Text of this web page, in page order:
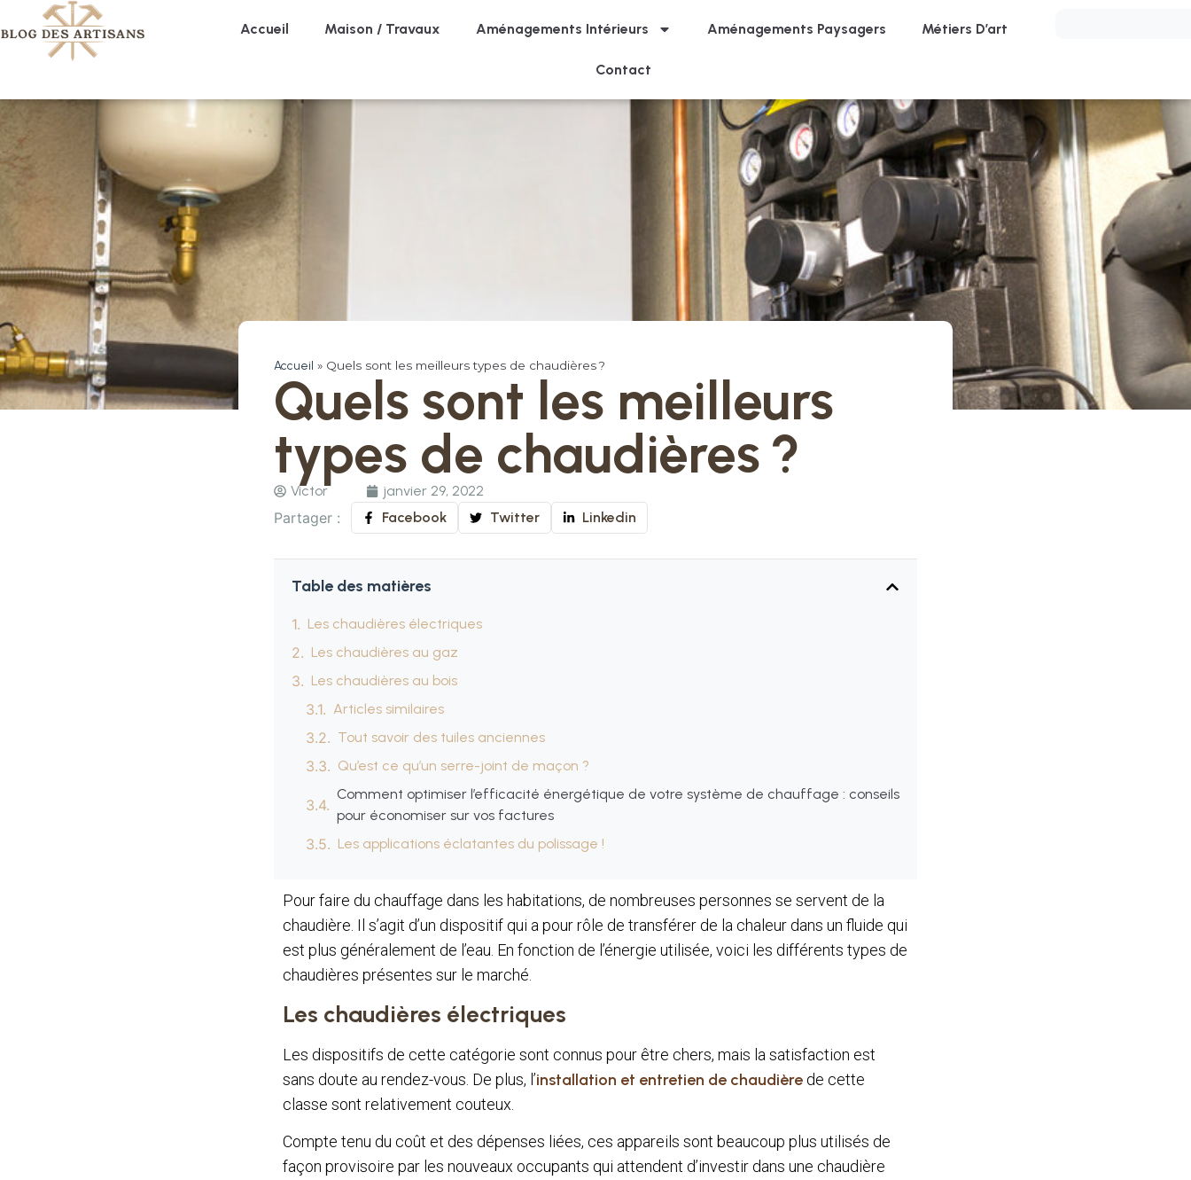
Accueil Maison / Travaux Aménagements Intérieurs Aménagements Paysagers Métiers D’art
Contact
Accueil » Quels sont les meilleurs types de chaudières ?
Quels sont les meilleurs
types de chaudières ?
Victor janvier 29, 2022
Partager : Facebook Twitter Linkedin
Table des matières
Les chaudières électriques
Les chaudières au gaz
Les chaudières au bois
Articles similaires
Tout savoir des tuiles anciennes
Qu’est ce qu’un serre-joint de maçon ?
Comment optimiser l’efficacité énergétique de votre système de chauffage : conseils
pour économiser sur vos factures
Les applications éclatantes du polissage !
Pour faire du chauffage dans les habitations, de nombreuses personnes se servent de la
chaudière. Il s’agit d’un dispositif qui a pour rôle de transférer de la chaleur dans un fluide qui
est plus généralement de l’eau. En fonction de l’énergie utilisée, voici les différents types de
chaudières présentes sur le marché.
Les chaudières électriques
Les dispositifs de cette catégorie sont connus pour être chers, mais la satisfaction est
sans doute au rendez-vous. De plus, l’installation et entretien de chaudièrede cette
classe sont relativement couteux.
Compte tenu du coût et des dépenses liées, ces appareils sont beaucoup plus utilisés de
façon provisoire par les nouveaux occupants qui attendent d’investir dans une chaudière